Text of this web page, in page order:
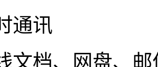
讯
档、网盘、邮